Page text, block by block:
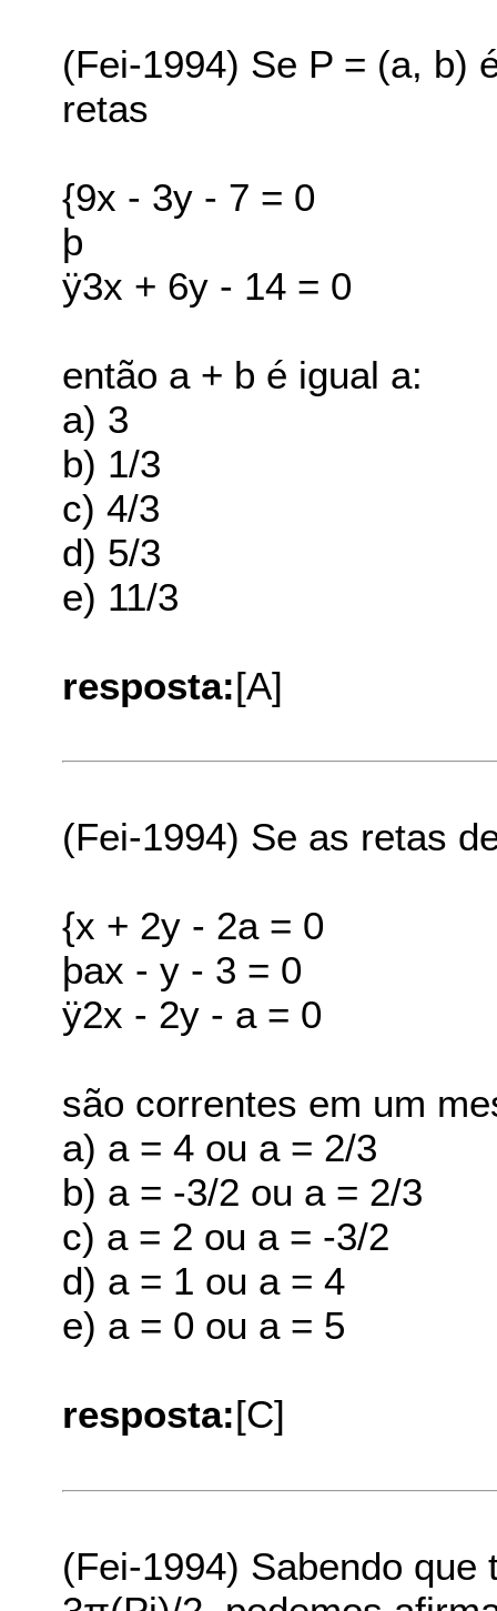
(Fei-1994) Se P = (a, b)
retas
{9x - 3y - 7 = 0
þ
ÿ3x + 6y - 14 = 0
então a + b é igual a:
a) 3
b) 1/3
c) 4/3
d) 5/3
e) 11/3
resposta:[A]
(Fei-1994) Se as retas
{x + 2y - 2a = 0
þax - y - 3 = 0
ÿ2x - 2y - a = 0
são correntes em um
a) a = 4 ou a = 2/3
b) a = -3/2 ou a = 2/3
c) a = 2 ou a = -3/2
d) a = 1 ou a = 4
e) a = 0 ou a = 5
resposta:[C]
(Fei-1994) Sabendo